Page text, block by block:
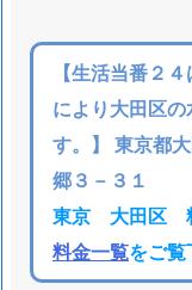
【生活当番２
により大田区
す。】 東京都
郷３－３１
東京 大田区
料金一覧をご覧